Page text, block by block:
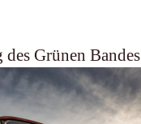
Grünen Bandes